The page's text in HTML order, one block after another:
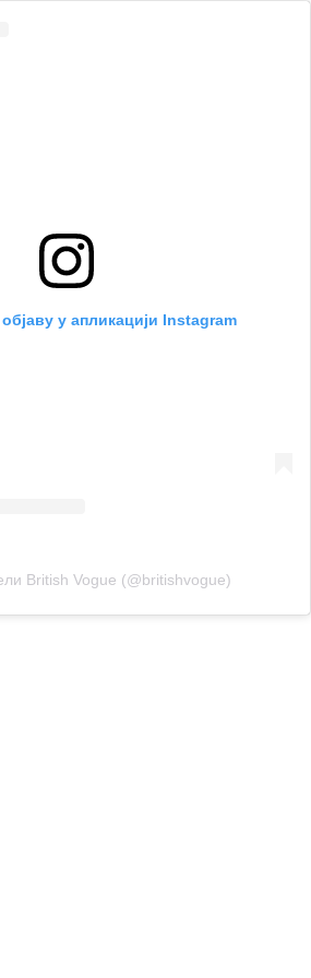
у апликацији Instagram
British Vogue (@britishvogue)